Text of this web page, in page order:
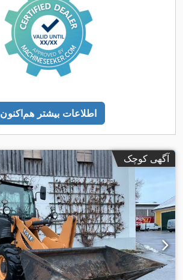
اطلاعات بیشتر هم‌اکنون
آگهی کوچک